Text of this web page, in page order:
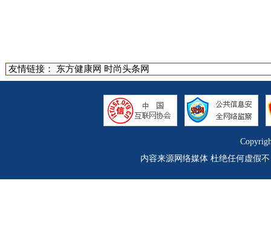
友情链接： 东方健康网 时尚头条网
内容来源网络媒体 杜绝任何虚假